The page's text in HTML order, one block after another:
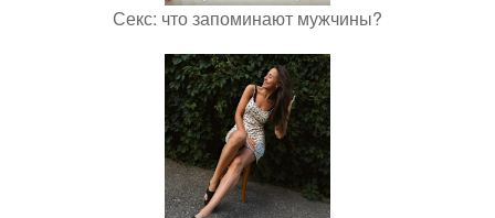
Секс: что запоминают мужчины?